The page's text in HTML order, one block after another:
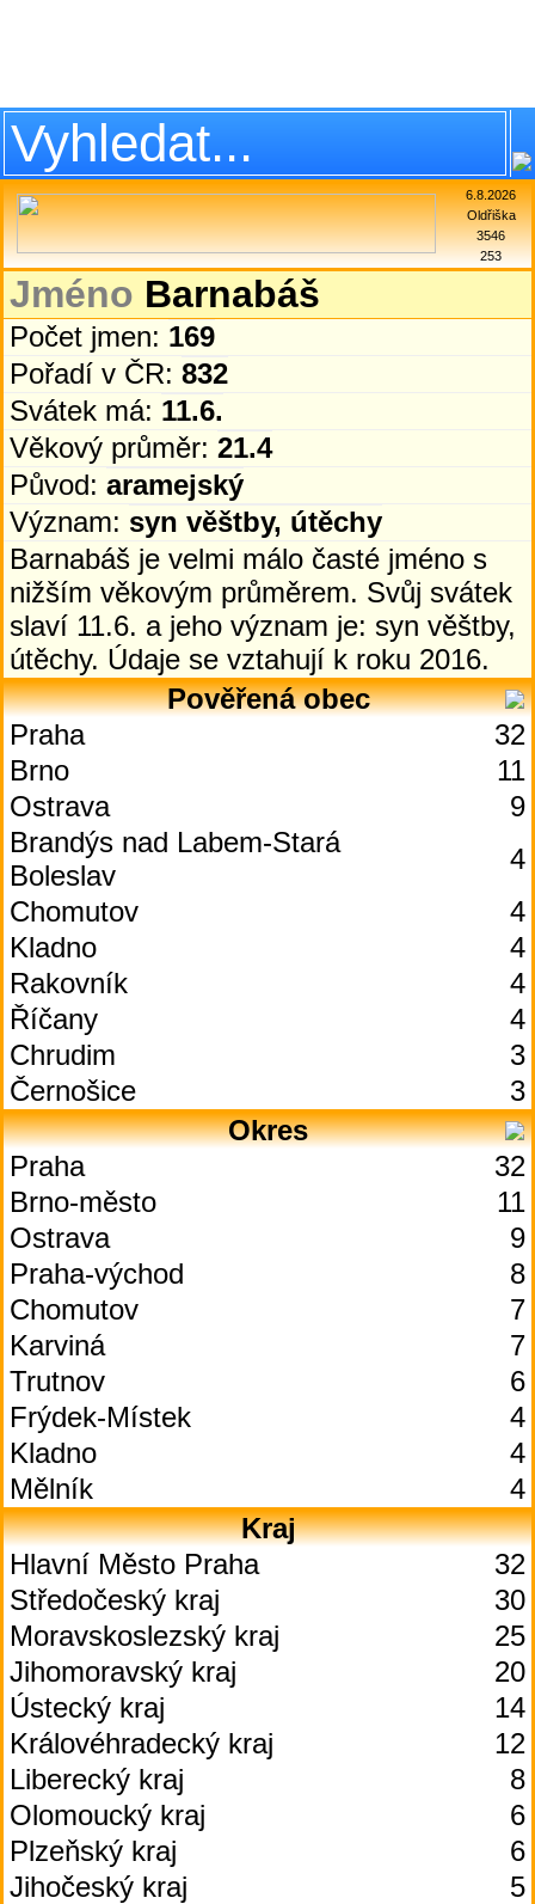
6.8.2026
Oldřiška
3546
253
Jméno Barnabáš
Počet jmen: 169
Pořadí v ČR: 832
Svátek má: 11.6.
Věkový průměr: 21.4
Původ: aramejský
Význam: syn věštby, útěchy
Barnabáš je velmi málo časté jméno s
nižším věkovým průměrem. Svůj svátek
slaví 11.6. a jeho význam je: syn věštby,
útěchy. Údaje se vztahují k roku 2016.
Pověřená obec
Praha
32
Brno
11
Ostrava
9
Brandýs nad Labem-Stará
Boleslav
4
Chomutov
4
Kladno
4
Rakovník
4
Říčany
4
Chrudim
3
Černošice
3
Okres
Praha
32
Brno-město
11
Ostrava
9
Praha-východ
8
Chomutov
7
Karviná
7
Trutnov
6
Frýdek-Místek
4
Kladno
4
Mělník
4
Kraj
Hlavní Město Praha
32
Středočeský kraj
30
Moravskoslezský kraj
25
Jihomoravský kraj
20
Ústecký kraj
14
Královéhradecký kraj
12
Liberecký kraj
8
Olomoucký kraj
6
Plzeňský kraj
6
Jihočeský kraj
5